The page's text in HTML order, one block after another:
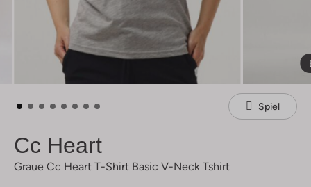
Spiel
Cc Heart
Graue Cc Heart T-Shirt Basic V-Neck Tshirt